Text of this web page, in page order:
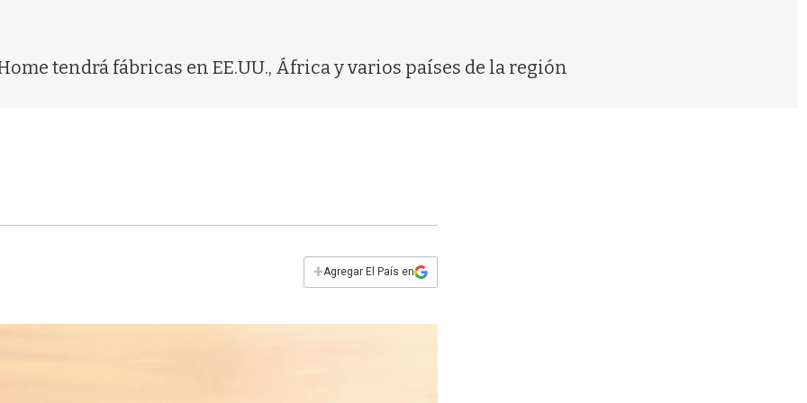
tendrá fábricas en EE.UU., África y varios países de la región
+Agregar El País en